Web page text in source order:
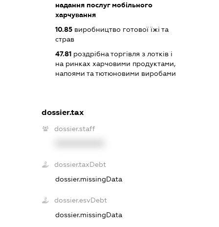
надання послуг мобільного
харчування
10.85виробництво готової їжі та
страв
47.81роздрібна торгівля з лотків і
на ринках харчовими продуктами,
напоями та тютюновими виробами
dossier.tax
dossier.staff
dossier.taxDebt
dossier.missingData
dossier.esvDebt
dossier.missingData